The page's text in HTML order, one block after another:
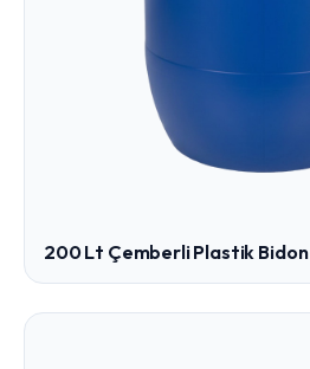
200 Lt Çemberli Plastik Bidon